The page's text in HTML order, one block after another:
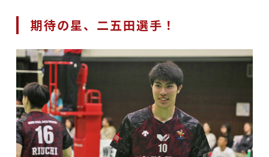
期待の星、二五田選手！